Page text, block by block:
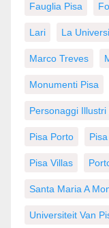
Fauglia Pisa
Lari La
Marco Treves
Monumenti Pisa
Personaggi Illustri
Pisa Porto
Pisa Villas
Santa Maria A
Universiteit Van